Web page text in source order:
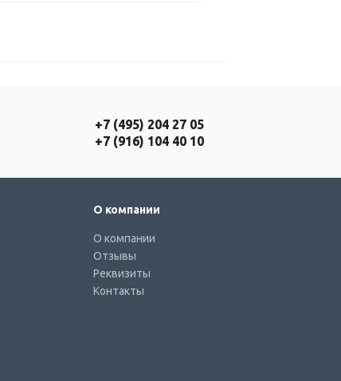
+7 (495) 204 27 05
+7 (916) 104 40 10
О компании
О компании
Отзывы
Реквизиты
Контакты